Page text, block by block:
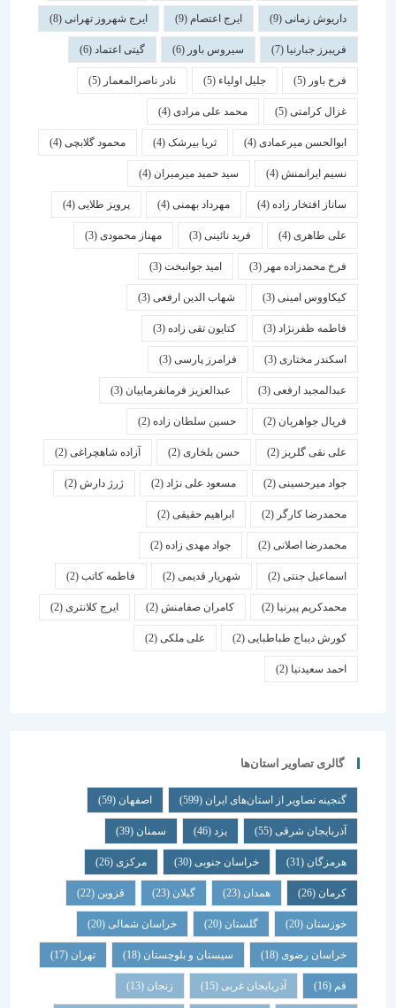
داریوش زمانی(9) ایرج اعتصام(9) ایرج شهروز تهرانی(8)
فریبرز جبارنیا(7) سیروس باور(6) گیتی اعتماد(6)
فرخ باور(5) جلیل اولیاء(5) نادر ناصرالمعمار (5)
غزال کرامتی(5) محمد علی مرادی(4)
ابوالحسن میرعمادی(4) ثریا بیرشک(4) محمود گلابچی(4)
نسیم ایرانمنش(4) سید حمید میرمیران(4)
ساناز افتخار زاده(4) مهرداد بهمنی (4) پرویز طلایی(4)
علی طاهری(4) فرید نائینی(3) مهناز محمودی(3)
فرخ محمدزاده مهر(3) امید جوانبخت(3)
کیکاووس امینی(3) شهاب الدین ارفعی(3)
فاطمه ظفرنژاد(3) کتایون تقی زاده(3)
اسكندر مختاری (3) فرامرز پارسی(3)
عبدالمجید ارفعی(3) عبدالعزیز فرمانفرماییان(3)
فریال جواهریان(2) حسین سلطان زاده(2)
علی نقی گلریز(2) حسن بلخاری(2) آزاده شاهچراغی(2)
جواد میرحسینی(2) مسعود علی نژاد(2) ژرژ دارش (2)
محمدرضا کارگر(2) ابراهیم حقیقی(2)
محمدرضا اصلانی(2) جواد مهدی زاده(2)
اسماعیل جنتی(2) شهریار قدیمی(2) فاطمه کاتب(2)
محمدکریم پیرنیا (2) کامران صفامنش(2) ایرج کلانتری (2)
کورش دیباج طباطبایی(2) علی ملکی(2)
احمد سعیدنیا (2)
گالری تصاویر استان‌ها
گنجینه تصاویر از استان‌های ایران(599) اصفهان (59)
آذربایجان شرقی(55) یزد سمنان (39)
هرمزگان(31) خراسان جنوبی(30) مرکزی (26)
همدان گیلان قزوین
خوزستان(20) گلستان (20) خراسان شمالی(20)
خراسان رضوی(18) سیستان و بلوچستان(18) تهران
آذربایجان غربی(15) زنجان